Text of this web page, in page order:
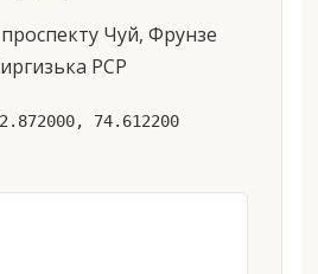
Чуй, Фрунзе
РСР
74.612200